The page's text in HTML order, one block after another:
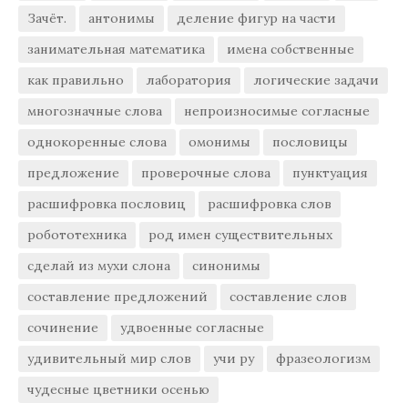
Зачёт.
антонимы
деление фигур на части
занимательная математика
имена собственные
как правильно
лаборатория
логические задачи
многозначные слова
непроизносимые согласные
однокоренные слова
омонимы
пословицы
предложение
проверочные слова
пунктуация
расшифровка пословиц
расшифровка слов
робототехника
род имен существительных
сделай из мухи слона
синонимы
составление предложений
составление слов
сочинение
удвоенные согласные
удивительный мир слов
учи ру
фразеологизм
чудесные цветники осенью